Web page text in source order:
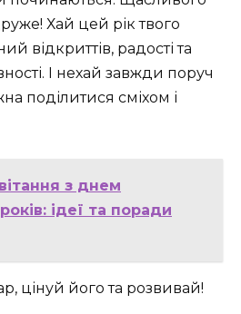
Хай цей рік твого
відкриттів, радості та
І нехай завжди поруч
поділитися сміхом і
з днем
ідеї та поради
цінуй його та розвивай!